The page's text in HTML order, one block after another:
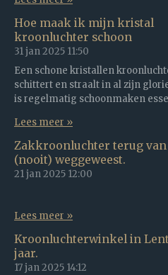
Hoe maak ik mijn kristal
kroonluchter schoon
31 jan 2025 11:50
Een schone kristallen
schittert en straalt in al zijn
is regelmatig schoonmaken
Lees meer »
Zakkroonluchter terug van
(nooit) weggeweest.
21 jan 2025 12:00
Lees meer »
Kroonluchterwinkel in
jaar.
17 jan 2025 14:12